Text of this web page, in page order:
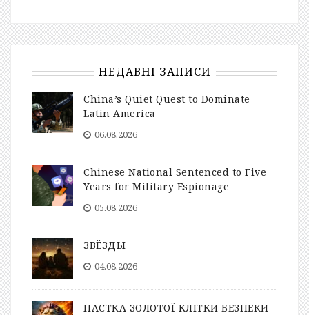
НЕДАВНІ ЗАПИСИ
China’s Quiet Quest to Dominate
Latin America
06.08.2026
Chinese National Sentenced to Five
Years for Military Espionage
05.08.2026
ЗВЁЗДЫ
04.08.2026
ПАСТКА ЗОЛОТОЇ КЛІТКИ БЕЗПЕКИ